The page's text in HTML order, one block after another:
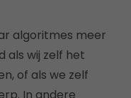
algoritmes meer
als wij zelf het
of als we zelf